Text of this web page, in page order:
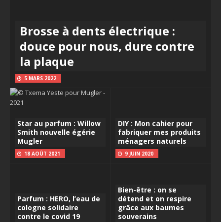
Brosse à dents électrique :
douce pour nous, dure contre
la plaque
5 MARS 2022
Star au parfum : Willow
Smith nouvelle égérie
Mugler
18 AOÛT 2021
DIY : Mon cahier pour
fabriquer mes produits
ménagers naturels
9 JUIN 2020
Parfum : HERO, l’eau de
cologne solidaire
contre le covid 19
Bien-être : on se
détend et on respire
grâce aux baumes
souverains